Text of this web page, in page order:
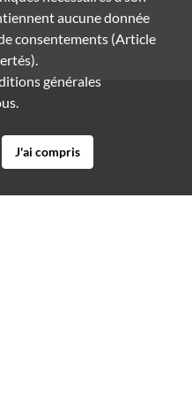
aucune donnée
consentements (Article
générales
J'ai compris